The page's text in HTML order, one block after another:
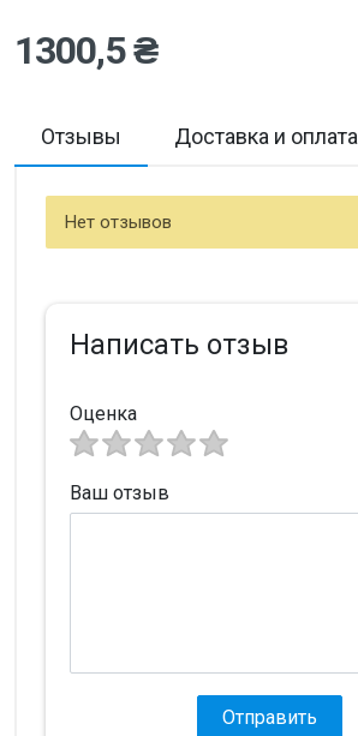
1300,5 ₴
Отзывы Доставка и оплата
Нет отзывов
Написать отзыв
Оценка
Ваш отзыв
Отправить